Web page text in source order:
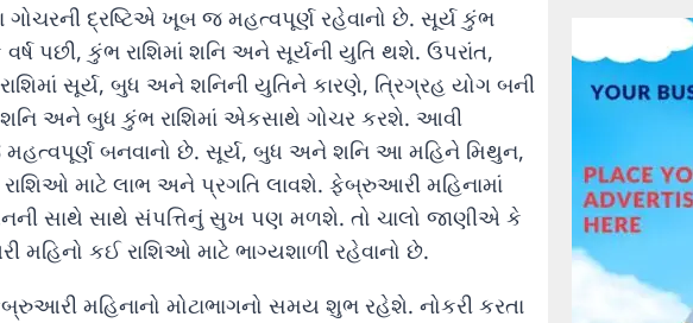
દ્રષ્ટિએ ખૂબ જ મહત્વપૂર્ણ રહેવાનો છે. સૂર્ય કુંભ
વર્ષ પછી, કુંભ રાશિમાં શનિ અને સૂર્યની યુતિ થશે. ઉપરાંત,
સૂર્ય, બુધ અને શનિની યુતિને કારણે, ત્રિગ્રહ યોગ બની
અને બુધ કુંભ રાશિમાં એકસાથે ગોચર કરશે. આવી
બનવાનો છે. સૂર્ય, બુધ અને શનિ આ મહિને મિથુન,
માટે લાભ અને પ્રગતિ લાવશે. ફેબ્રુઆરી મહિનામાં
સાથે સાથે સંપત્તિનું સુખ પણ મળશે. તો ચાલો જાણીએ કે
મહિનો કઈ રાશિઓ માટે ભાગ્યશાળી રહેવાનો છે.
મહિનાનો મોટાભાગનો સમય શુભ રહેશે. નોકરી કરતા